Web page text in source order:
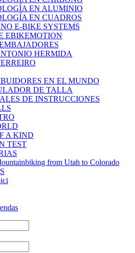
EN ALUMINIO
EN CUADROS
E-BIKE SYSTEMS
EBIKEMOTION
HERMIDA
EN EL MUNDO
DE TALLA
DE INSTRUCCIONES
A KIND
TEST
from Utah to Colorado